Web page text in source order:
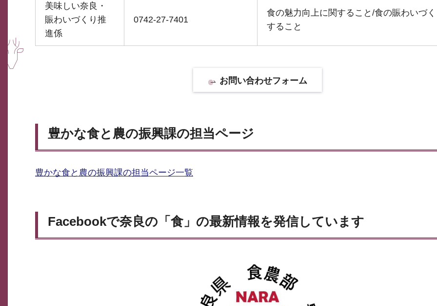
美味しい奈良・
賑わいづくり推
進係
0742-27-7401
食の魅力向上に関すること/食の賑わいづ
すること
豊かな食と農の振興課の担当ページ
豊かな食と農の振興課の担当ページ一覧
Facebookで奈良の「食」の最新情報を発信しています